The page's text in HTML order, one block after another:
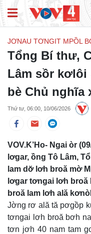
JƠNAU TƠNGIT MPỒL
Tổng Bí thư,
Lâm sồr
bè Chủ nghĩa
Thứ tư, 06:00, 10/06/2026
VOV.K’Ho- Ngai òr
lơgar, ồng Tô Lâm,
lam dơ̆ lơh broă mờ
lơgar tơngai lơh broă
broă lam lơh ală
Jờng rơ ală tă pơgồp
tơngai lơh broă bơh
tơn jơh 40 nam tam